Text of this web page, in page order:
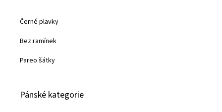
Černé plavky
Bez ramínek
Pareo šátky
Pánské kategorie